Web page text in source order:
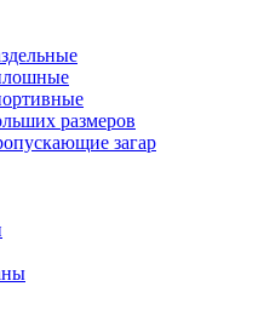
размеров
загар